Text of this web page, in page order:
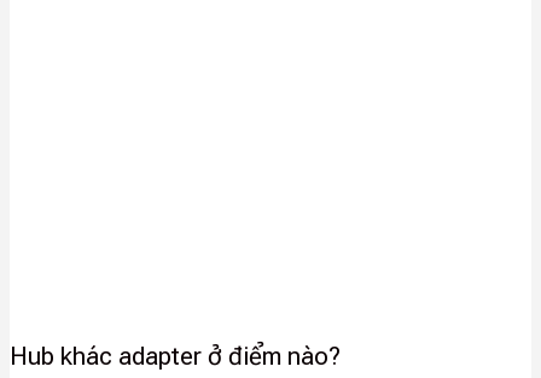
Hub khác adapter ở điểm nào?